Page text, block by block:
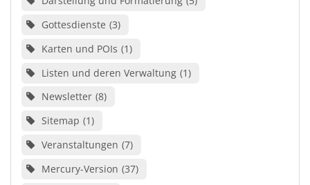
Gottesdienste 3
Karten und POIs 1
Listen und deren Verwaltung 1
Newsletter 8
Sitemap 1
Veranstaltungen 7
Mercury-Version 37